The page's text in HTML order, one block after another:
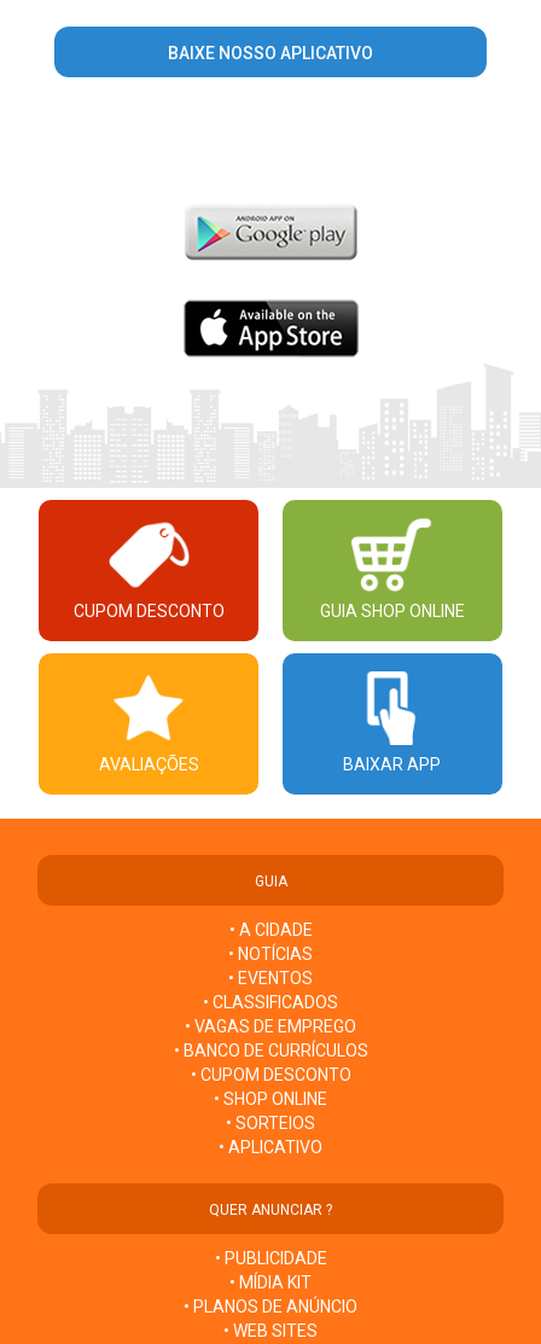
BAIXE NOSSO APLICATIVO
CUPOM DESCONTO GUIA SHOP ONLINE
AVALIAÇÕES BAIXAR APP
GUIA
• A CIDADE
• NOTÍCIAS
• EVENTOS
• CLASSIFICADOS
• VAGAS DE EMPREGO
• BANCO DE CURRÍCULOS
• CUPOM DESCONTO
• SHOP ONLINE
• SORTEIOS
• APLICATIVO
QUER ANUNCIAR ?
• PUBLICIDADE
• MÍDIA KIT
• PLANOS DE ANÚNCIO
• WEB SITES